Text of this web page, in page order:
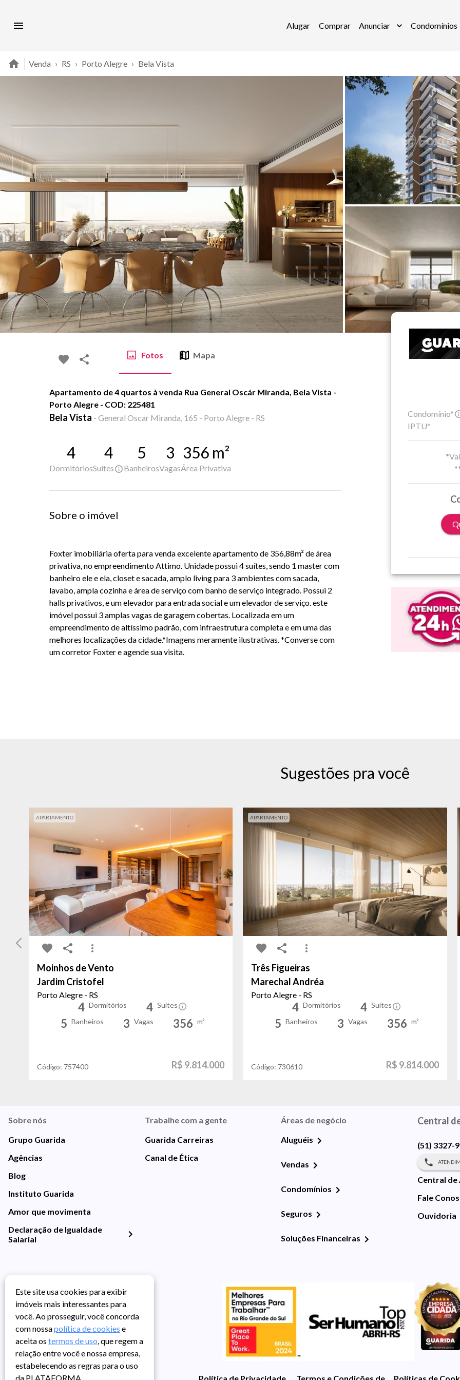
Alugar Comprar Anunciar Condomínios
Venda › RS › Porto Alegre › Bela Vista
Fotos Mapa
Apartamento de 4 quartos à venda Rua General Oscár Miranda, Bela Vista -
Porto Alegre - COD: 225481
Bela Vista - General Oscar Miranda, 165 - Porto Alegre - RS
4
Dormitórios
4
Suítes
5
Banheiros
3
Vagas
356 m²
Área Privativa
Sobre o imóvel
Foxter imobiliária oferta para venda excelente apartamento de 356,88m² de área
privativa, no empreendimento Attimo. Unidade possui 4 suítes, sendo 1 master com
banheiro ele e ela, closet e sacada, amplo living para 3 ambientes com sacada,
lavabo, ampla cozinha e área de serviço com banho de serviço integrado. Possui 2
halls privativos, e um elevador para entrada social e um elevador de serviço. este
imóvel possui 3 amplas vagas de garagem cobertas. Localizada em um
empreendimento de altíssimo padrão, com infraestrutura completa e em uma das
melhores localizações da cidade.*Imagens meramente ilustrativas. *Converse com
um corretor Foxter e agende sua visita.
Condomínio*
IPTU*
Sugestões pra você
APARTAMENTO
Moinhos de Vento
Jardim Cristofel
Porto Alegre - RS
4 Dormitórios 4 Suítes
5 Banheiros 3 Vagas 356 m²
Código: 757400 R$ 9.814.000
APARTAMENTO
Três Figueiras
Marechal Andréa
Porto Alegre - RS
4 Dormitórios 4 Suítes
5 Banheiros 3 Vagas 356 m²
Código: 730610 R$ 9.814.000
Sobre nós
Grupo Guarida
Agências
Blog
Instituto Guarida
Amor que movimenta
Declaração de Igualdade
Salarial
Trabalhe com a gente
Guarida Carreiras
Canal de Ética
Áreas de negócio
Aluguéis
Vendas
Condomínios
Seguros
Soluções Financeiras
Central
(51) 3327-
Central de
Fale
Ouvidoria
Política de Privacidade Termos e Condições de UsoPolíticas de
Este site usa cookies para exibir
imóveis mais interessantes para
você. Ao prosseguir, você concorda
com nossapolítica de cookies e
aceita os termos de uso, que regem a
relação entre você e nossa empresa,
estabelecendo as regras para o uso
da PLATAFORMA.